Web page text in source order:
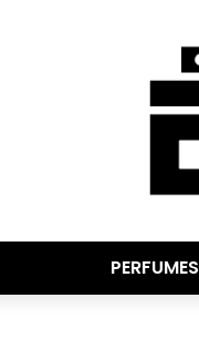
PERFUMES